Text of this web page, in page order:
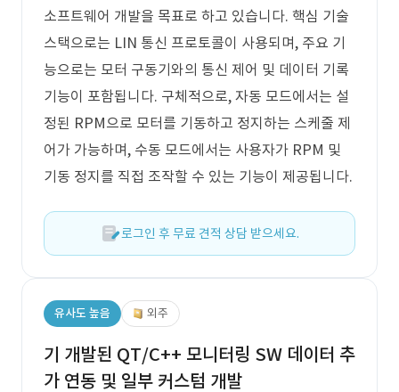
소프트웨어 개발을 목표로 하고 있습니다. 핵심 기술
스택으로는 LIN 통신 프로토콜이 사용되며, 주요 기
능으로는 모터 구동기와의 통신 제어 및 데이터 기록
기능이 포함됩니다. 구체적으로, 자동 모드에서는 설
정된 RPM으로 모터를 기동하고 정지하는 스케줄 제
어가 가능하며, 수동 모드에서는 사용자가 RPM 및
기동 정지를 직접 조작할 수 있는 기능이 제공됩니다.
로그인 후 무료 견적 상담 받으세요.
유사도 높음 외주
기 개발된 QT/C++ 모니터링 SW 데이터 추
가 연동 및 일부 커스텀 개발